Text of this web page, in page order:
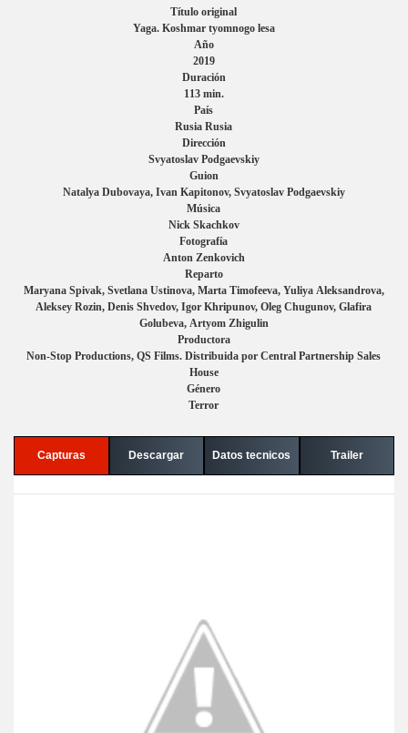
Título original
Yaga. Koshmar tyomnogo lesa
Año
2019
Duración
113 min.
País
Rusia Rusia
Dirección
Svyatoslav Podgaevskiy
Guion
Natalya Dubovaya, Ivan Kapitonov, Svyatoslav Podgaevskiy
Música
Nick Skachkov
Fotografía
Anton Zenkovich
Reparto
Maryana Spivak, Svetlana Ustinova, Marta Timofeeva, Yuliya Aleksandrova,
Aleksey Rozin, Denis Shvedov, Igor Khripunov, Oleg Chugunov, Glafira
Golubeva, Artyom Zhigulin
Productora
Non-Stop Productions, QS Films. Distribuida por Central Partnership Sales
House
Género
Terror
Capturas Descargar Datos tecnicos Trailer